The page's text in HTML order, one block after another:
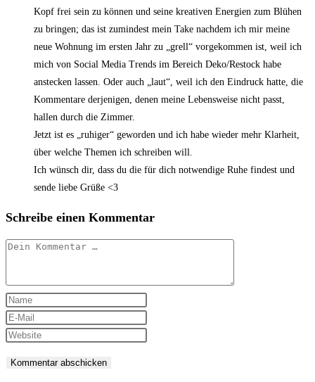
Kopf frei sein zu können und seine kreativen Energien zum Blühen
zu bringen; das ist zumindest mein Take nachdem ich mir meine
neue Wohnung im ersten Jahr zu „grell“ vorgekommen ist, weil ich
mich von Social Media Trends im Bereich Deko/Restock habe
anstecken lassen. Oder auch „laut“, weil ich den Eindruck hatte, die
Kommentare derjenigen, denen meine Lebensweise nicht passt,
hallen durch die Zimmer.
Jetzt ist es „ruhiger“ geworden und ich habe wieder mehr Klarheit,
über welche Themen ich schreiben will.
Ich wünsch dir, dass du die für dich notwendige Ruhe findest und
sende liebe Grüße <3
Schreibe einen Kommentar
Kommentar
Gib
deinen
Namen
Gib
deine
Gib